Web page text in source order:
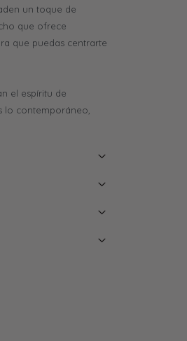
un toque de
que ofrece
que puedas centrarte
el espíritu de
lo contemporáneo,